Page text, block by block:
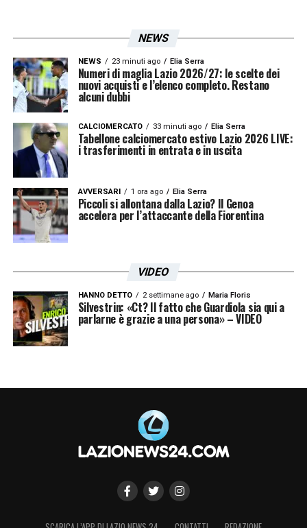
NEWS
NEWS 23 minuti ago Elia Serra
Numeri di maglia Lazio 2026/27: le scelte dei
nuovi acquisti e l’elenco completo. Restano
alcuni dubbi
CALCIOMERCATO 33 minuti ago Elia Serra
Tabellone calciomercato estivo Lazio 2026 LIVE:
i trasferimenti in entrata e in uscita
AVVERSARI 1 ora ago Elia Serra
Piccoli si allontana dalla Lazio? Il Genoa
accelera per l’attaccante della Fiorentina
VIDEO
HANNO DETTO 2 settimane ago Maria Floris
Silvestrin: «Ct? Il fatto che Guardiola sia qui a
parlarne è grazie a una persona» – VIDEO